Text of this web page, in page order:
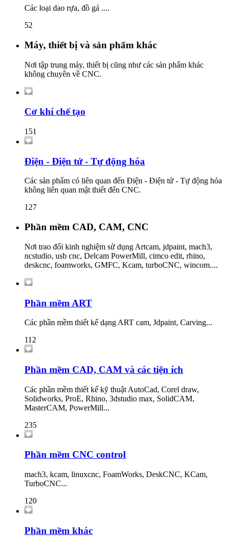
Các loại dao rựa, đồ gá ....
52
Máy, thiết bị và sản phẩm khác
Nơi tập trung máy, thiết bị cũng như các sản phẩm khác
không chuyên về CNC.
Cơ khí chế tạo
151
Điện - Điện tử - Tự động hóa
Các sản phẩm có liên quan đến Điện - Điện tử - Tự động hóa
không liên quan mật thiết đến CNC.
127
Phần mềm CAD, CAM, CNC
Nơi trao đổi kinh nghiệm sử dụng Artcam, jdpaint, mach3,
ncstudio, usb cnc, Delcam PowerMill, cimco edit, rhino,
deskcnc, foamworks, GMFC, Kcam, turboCNC, wincom....
Phần mềm ART
Các phần mềm thiết kế dạng ART cam, Jdpaint, Carving...
112
Phần mềm CAD, CAM và các tiện ích
Các phần mềm thiết kế kỹ thuật AutoCad, Corel draw,
Solidworks, ProE, Rhino, 3dstudio max, SolidCAM,
MasterCAM, PowerMill...
235
Phần mềm CNC control
mach3, kcam, linuxcnc, FoamWorks, DeskCNC, KCam,
TurboCNC...
120
Phần mềm khác